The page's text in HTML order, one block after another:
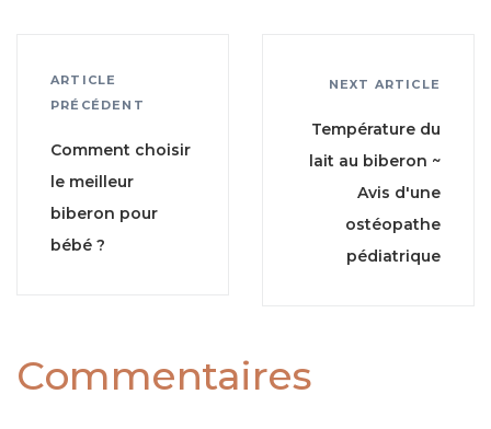
ARTICLE
PRÉCÉDENT
Comment choisir
le meilleur
biberon pour
bébé ?
NEXT ARTICLE
Température du
lait au biberon ~
Avis d'une
ostéopathe
pédiatrique
Commentaires